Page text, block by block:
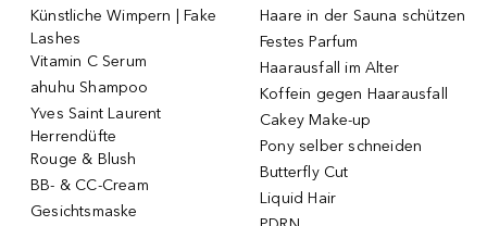
Künstliche Wimpern | Fake
Lashes
Vitamin C Serum
ahuhu Shampoo
Yves Saint Laurent
Herrendüfte
Rouge & Blush
BB- & CC-Cream
Gesichtsmaske
Haare in der Sauna schützen
Festes Parfum
Haarausfall im Alter
Koffein gegen Haarausfall
Cakey Make-up
Pony selber schneiden
Butterfly Cut
Liquid Hair